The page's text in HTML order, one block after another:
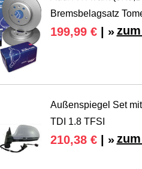
Bremsbelagsatz
199,99 €| »
Außenspiegel Set
TDI 1.8 TFSI
210,38 €| »